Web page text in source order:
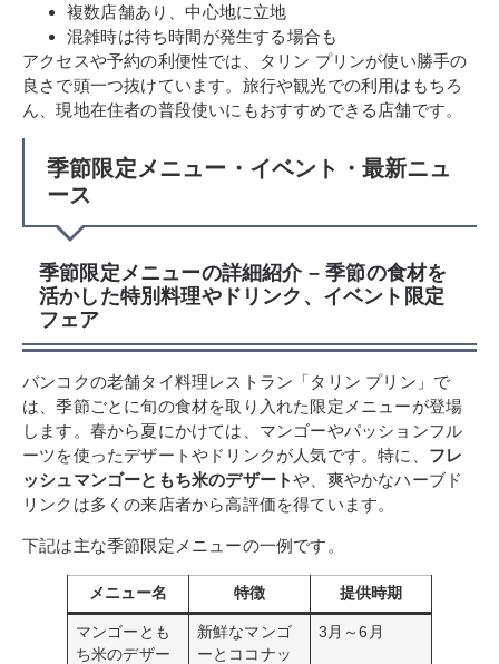
複数店舗あり、中心地に立地
混雑時は待ち時間が発生する場合も
アクセスや予約の利便性では、タリン プリンが使い勝手の
良さで頭一つ抜けています。旅行や観光での利用はもちろ
ん、現地在住者の普段使いにもおすすめできる店舗です。
季節限定メニュー・イベント・最新ニュ
ース
季節限定メニューの詳細紹介 – 季節の食材を
活かした特別料理やドリンク、イベント限定
フェア
バンコクの老舗タイ料理レストラン「タリン プリン」で
は、季節ごとに旬の食材を取り入れた限定メニューが登場
します。春から夏にかけては、マンゴーやパッションフル
ーツを使ったデザートやドリンクが人気です。特に、 フレ
ッシュマンゴーともち米のデザートや、爽やかなハーブド
リンクは多くの来店者から高評価を得ています。
下記は主な季節限定メニューの一例です。
メニュー名 特徴 提供時期
マンゴーとも
ち米のデザー
新鮮なマンゴ
ーとココナッ
3月～6月